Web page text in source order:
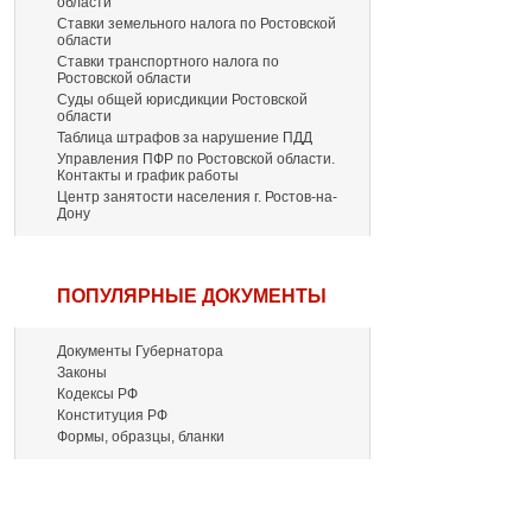
Ставки земельного налога по Ростовской
области
Ставки транспортного налога по
Ростовской области
Суды общей юрисдикции Ростовской
области
Таблица штрафов за нарушение ПДД
Управления ПФР по Ростовской области.
Контакты и график работы
Центр занятости населения г. Ростов-на-
Дону
ПОПУЛЯРНЫЕ ДОКУМЕНТЫ
Документы Губернатора
Законы
Кодексы РФ
Конституция РФ
Формы, образцы, бланки